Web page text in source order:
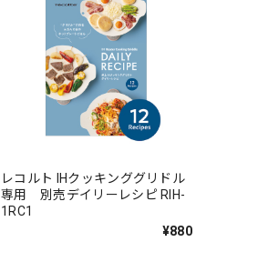
レコルト IHクッキンググリドル
専用 別売デイリーレシピ RIH-
1RC1
¥880